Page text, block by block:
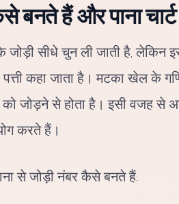
बनते हैं और पाना
जोड़ी सीधे चुन ली जाती है,
पत्ती कहा जाता है। मटका खेल
को जोड़ने से होता है। इसी वजह से
करते हैं।
से जोड़ी नंबर कैसे बनते हैं: